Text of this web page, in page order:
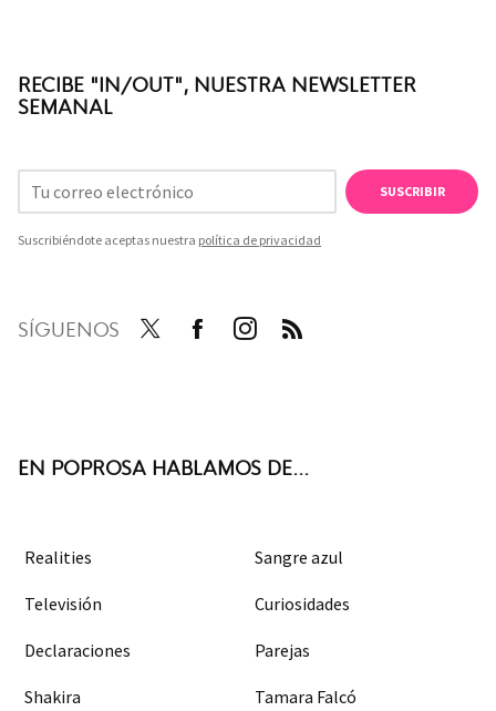
RECIBE "IN/OUT", NUESTRA NEWSLETTER
SEMANAL
SUSCRIBIR
Suscribiéndote aceptas nuestra política de privacidad
SÍGUENOS
EN POPROSA HABLAMOS DE...
Realities Sangre azul
Televisión Curiosidades
Declaraciones Parejas
Shakira Tamara Falcó